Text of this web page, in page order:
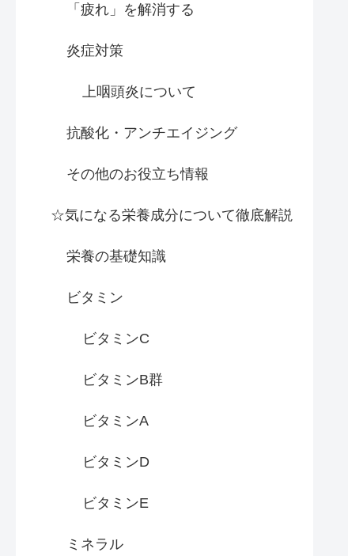
「疲れ」を解消する
炎症対策
上咽頭炎について
抗酸化・アンチエイジング
その他のお役立ち情報
☆気になる栄養成分について徹底解説
栄養の基礎知識
ビタミン
ビタミンC
ビタミンB群
ビタミンA
ビタミンD
ビタミンE
ミネラル